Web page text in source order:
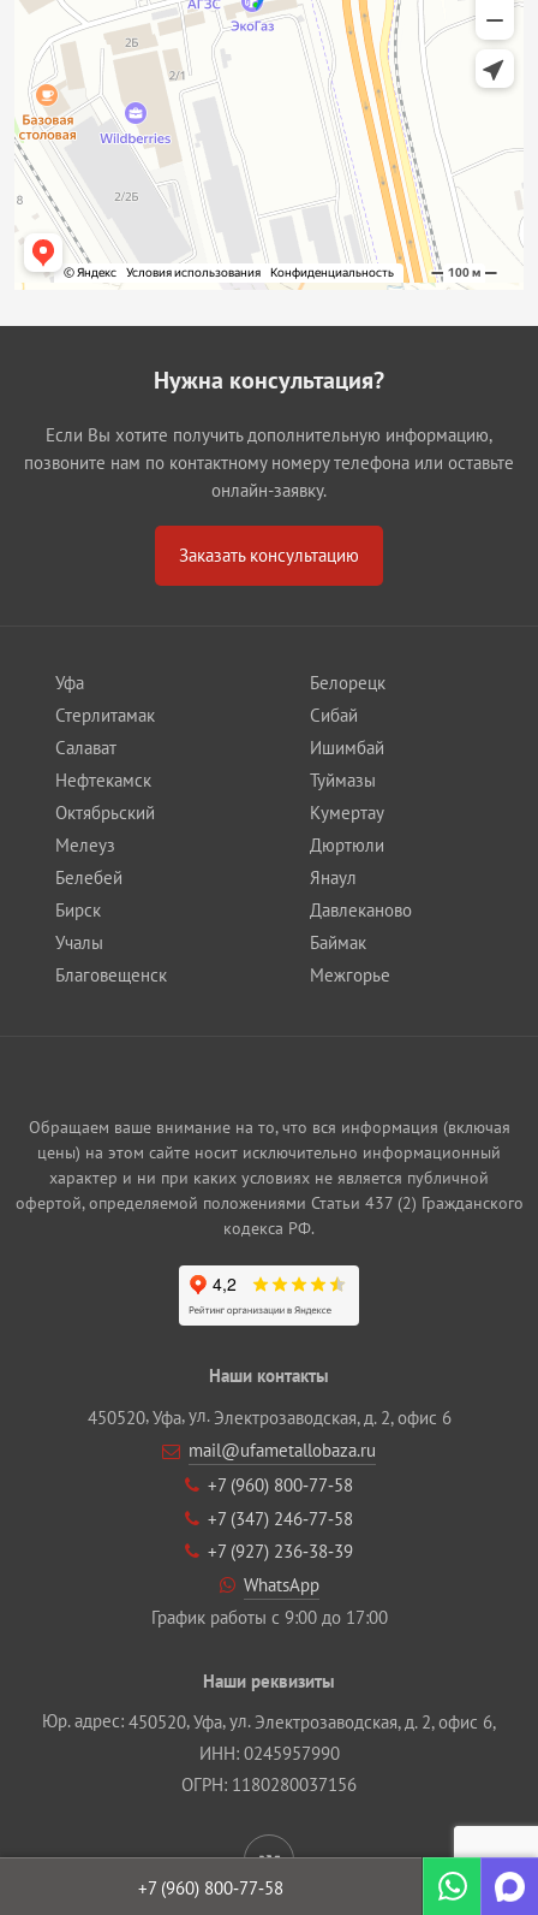
+7 (960) 800‐77‐58
Нужна консультация?
Если Вы хотите получить дополнительную информацию,
позвоните нам по контактному номеру телефона или оставьте
онлайн-заявку.
Заказать консультацию
Уфа
Стерлитамак
Салават
Нефтекамск
Октябрьский
Белорецк
Сибай
Ишимбай
Туймазы
Кумертау
Мелеуз
Белебей
Бирск
Учалы
Благовещенск
Дюртюли
Янаул
Давлеканово
Баймак
Межгорье
Обращаем ваше внимание на то, что вся информация (включая
цены) на этом сайте носит исключительно информационный
характер и ни при каких условиях не является публичной
офертой, определяемой положениями Статьи 437 (2) Гражданского
кодекса РФ.
Наши контакты
450520,Уфа, ул. Электрозаводская, д. 2, офис 6
mail@ufametallobaza.ru
+7 (960) 800‐77‐58
+7 (347) 246‐77‐58
+7 (927) 236‐38‐39
WhatsApp
График работы с 9:00 до 17:00
Наши реквизиты
Юр. адрес: 450520,Уфа, ул. Электрозаводская, д. 2, офис 6,
ИНН: 0245957990
ОГРН: 1180280037156